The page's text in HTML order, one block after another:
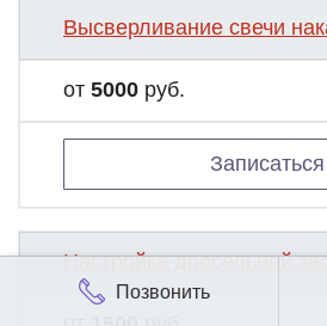
Высверливание свечи
от 5000 руб.
Записаться
Настройка дросельной
Позвонить